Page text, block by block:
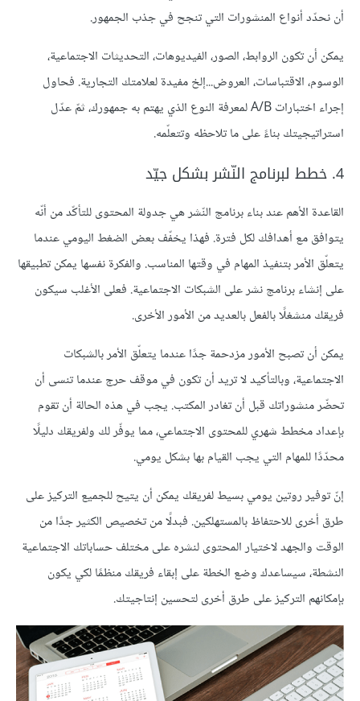
أن نحدّد أنواع المنشورات التي تنجح في جذب الجمهور.
يمكن أن تكون الروابط، الصور، الفيديوهات، التحديثات الاجتماعية،
الوسوم، الاقتباسات، العروض...إلخ مفيدة لعلامتك التجارية. فحاول
إجراء اختبارات A/B لمعرفة النوع الذي يهتم به جمهورك، ثمّ عدّل
استراتيجيتك بناءً على ما تلاحظه وتتعلّمه.
4. خطط لبرنامج النّشر بشكل جيّد
القاعدة الأهم عند بناء برنامج النّشر هي جدولة المحتوى للتأكّد من أنّه
يتوافق مع أهدافك لكل فترة. فهذا يخفّف بعض الضغط اليومي عندما
يتعلّق الأمر بتنفيذ المهام في وقتها المناسب. والفكرة نفسها يمكن تطبيقها
على إنشاء برنامج نشر على الشبكات الاجتماعية. فعلى الأغلب سيكون
فريقك منشغلًا بالفعل بالعديد من الأمور الأخرى.
يمكن أن تصبح الأمور مزدحمة جدًا عندما يتعلّق الأمر بالشبكات
الاجتماعية، وبالتأكيد لا تريد أن تكون في موقف حرج عندما تنسى أن
تحضّر منشوراتك قبل أن تغادر المكتب. يجب في هذه الحالة أن تقوم
بإعداد مخطط شهري للمحتوى الاجتماعي، مما يوفّر لك ولفريقك دليلًا
محدّدًا للمهام التي يجب القيام بها بشكل يومي.
إنّ توفير روتين يومي بسيط لفريقك يمكن أن يتيح للجميع التركيز على
طرق أخرى للاحتفاظ بالمستهلكين. فبدلًا من تخصيص الكثير جدًا من
الوقت والجهد لاختيار المحتوى لنشره على مختلف حساباتك الاجتماعية
النشطة، سيساعدك وضع الخطة على إبقاء فريقك منظمًا لكي يكون
بإمكانهم التركيز على طرق أخرى لتحسين إنتاجيتك.